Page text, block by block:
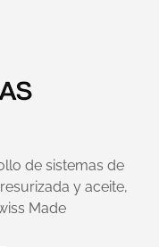
de sistemas de
y aceite,
Made